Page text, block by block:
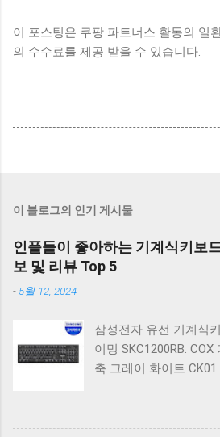
이 포스팅은 쿠팡 파트너스 활동의 일
의 수수료를 제공 받을 수 있습니다.
이 블로그의 인기 게시물
인플들이 좋아하는 기계식키보
보 및 리뷰 Top 5
- 5월 12, 2024
삼성전자 유선 기계식
이밍 SKC1200RB.
축 그레이 화이트 CK01
랙 K560 일반형. 앱코
밍 유선키보드 갈축 일